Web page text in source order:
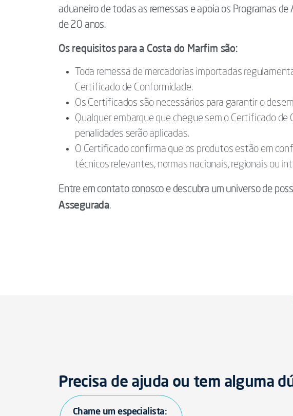
aduaneiro de todas as remessas e apoia os Programas
de 20 anos.
Os requisitos para a Costa do Marfim são:
Toda remessa de mercadorias importadas
Certificado de Conformidade.
Os Certificados são necessários para garantir o
Qualquer embarque que chegue sem o Certificado de
penalidades serão aplicadas.
O Certificado confirma que os produtos estão em
técnicos relevantes, normas nacionais, regionais ou
Entre em contato conosco e descubra um universo de
Assegurada.
Precisa de ajuda ou tem alguma
Chame um especialista: